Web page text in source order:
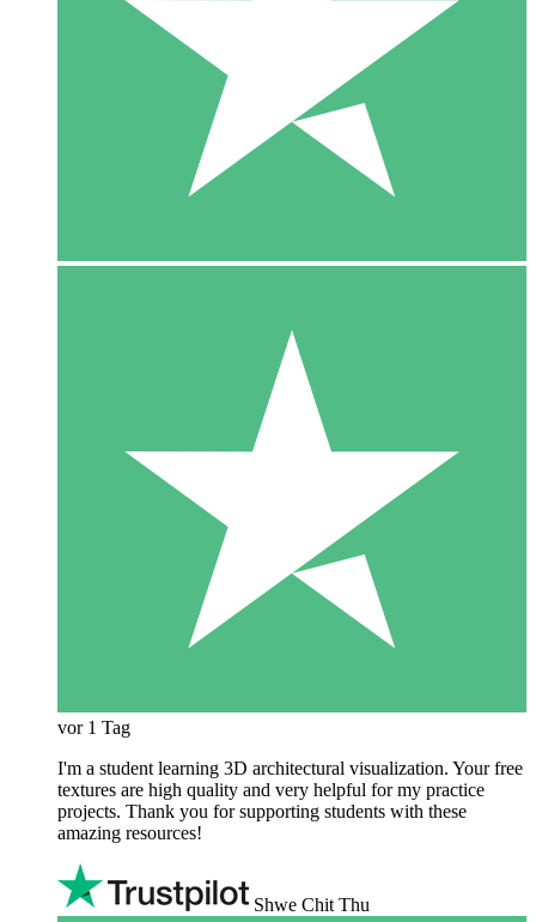
vor 1 Tag
I'm a student learning 3D architectural visualization. Your free
textures are high quality and very helpful for my practice
projects. Thank you for supporting students with these
amazing resources!
Shwe Chit Thu